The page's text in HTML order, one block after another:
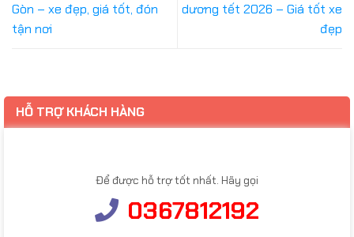
Gòn – xe đẹp, giá tốt, đón
tận nơi
dương tết 2026 – Giá tốt xe
đẹp
HỖ TRỢ KHÁCH HÀNG
Để được hỗ trợ tốt nhất. Hãy gọi
0367812192